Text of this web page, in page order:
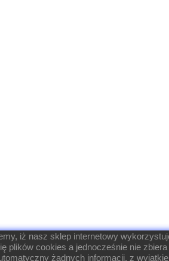
iż nasz sklep internetowy
plików cookies a jednocześnie nie
żadnych informacji, z